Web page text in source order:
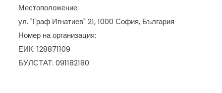
Местоположение:
ул. "Граф Игнатиев" 21, 1000 София, България
Номер на организация:
ЕИК: 128871109
БУЛСТАТ: 091182180